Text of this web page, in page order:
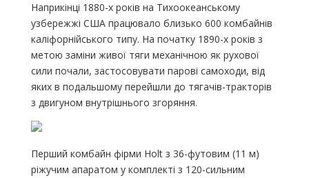
Наприкінці 1880-х років на Тихоокеанському
узбережжі США працювало близько 600 комбайнів
каліфорнійського типу. На початку 1890-х років з
метою заміни живої тяги механічною як рухової
сили почали, застосовувати парові самоходи, від
яких в подальшому перейшли до тягачів-тракторів
з двигуном внутрішнього згоряння.
Перший комбайн фірми Holt з 36-футовим (11 м)
ріжучим апаратом у комплекті з 120-сильним